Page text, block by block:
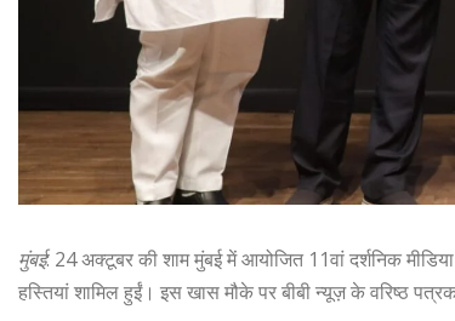
मुंबई: 24 अक्टूबर की शाम मुंबई में आयोजित 11वां दर्शनिक
हस्तियां शामिल हुईं। इस खास मौके पर बीबी न्यूज़ के वरिष्ठ